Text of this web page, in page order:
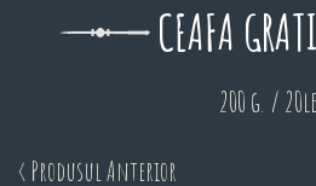
CEAFA
200 g. /
< Produsul Anterior